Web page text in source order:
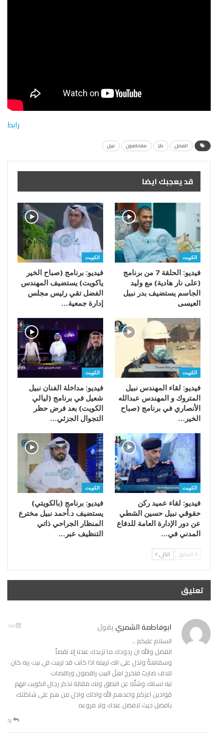
رابط
الفضل طز مقاطعون نبيل
قد يعجبك ايضا
الكويت
فيديو: الحلقة 7 من برنامج
(على نار هادية) مع وليد
الجاسم يستضيف بدر نبيل
العيسى
الكويت
فيديو: برنامج (صباح الخير
ياكويت) يستضيف المهندس
الفضل تقي رئيس مجلس
إدارة جمعية…
الكويت
فيديو: لقاء المهندس نبيل
المتروك و المهندس عبدالله
الأنصاري في برنامج (صباح
الخير…
الكويت
فيديو: مداخلة الفنان نبيل
شعيل في برنامج (ليالي
الكويت) بعد فرض حظر
التجوال الجزئي…
الكويت
فيديو: لقاء عميد ركن
حقوقي نبيل حسين الشطي
عن دور الإدارة العامة للدفاع
المدني في…
الكويت
فيديو: برنامج (بالكويتي)
يستضيف د.أحمد نبيل مخترع
المنظار الجراحي ذاتي
التنظيف عبر…
السابق التالي
تعليق
ابوفاطمة الشمرييقول منذ
السلام عليكم ..
الفضل والله ان ردودك ما تزيدك عندنا إلا نقصاً
وسفاهةً وتدل على انك تربيته اذا كانت قد تربيت في بيت ربه كان
للدف ضاربً فتخرج اهلُ البيتِ راقصون وراقصات
تبه لسانك وشلَّه عن النطق ولك مقالة تذكر رجال الكويت انهم
قوادين اعزكم واعدهم الله واذلك واذل من هم على شاكلتك
يافضل حيث لافضل عندك ولا مروءه
رد